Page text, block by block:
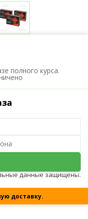
полного курса.
данные защищены.
доставку.